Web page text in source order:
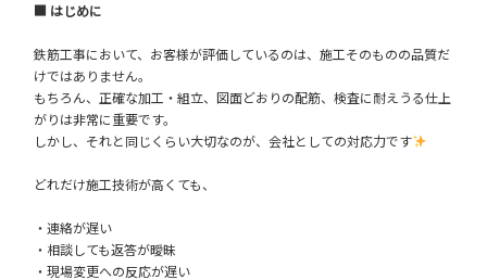
■ はじめに
鉄筋工事において、お客様が評価しているのは、施工そのものの品質だ
けではありません。
もちろん、正確な加工・組立、図面どおりの配筋、検査に耐えうる仕上
がりは非常に重要です。
しかし、それと同じくらい大切なのが、会社としての対応力です
どれだけ施工技術が高くても、
・連絡が遅い
・相談しても返答が曖昧
・現場変更への反応が遅い